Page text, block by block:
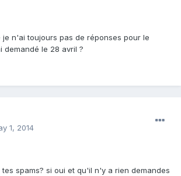
je n'ai toujours pas de réponses pour le
demandé le 28 avril ?
1, 2014
spams? si oui et qu'il n'y a rien demandes